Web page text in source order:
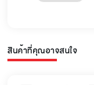
สินค้าที่คุณอาจสนใจ